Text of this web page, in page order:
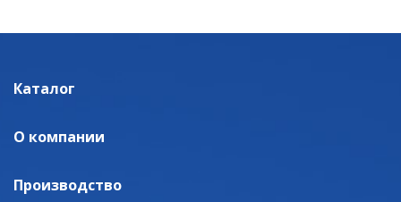
Каталог
О компании
Производство